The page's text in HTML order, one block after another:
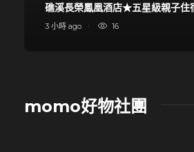
礁溪長榮鳳凰酒店★五星級親子住
3 小時 ago 16
momo好物社團